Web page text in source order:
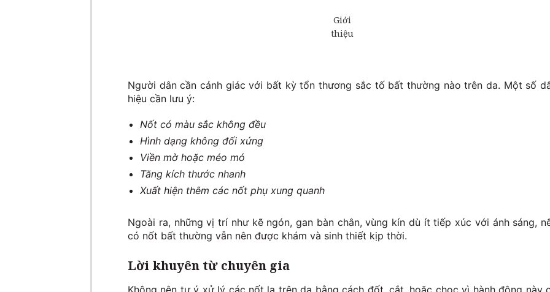
Người dân cần cảnh giác với bất kỳ tổn thương sắc tố bất thường nào trên da. Một số
hiệu cần lưu ý:
Nốt có màu sắc không đều
Hình dạng không đối xứng
Viền mờ hoặc méo mó
Tăng kích thước nhanh
Xuất hiện thêm các nốt phụ xung quanh
Ngoài ra, những vị trí như kẽ ngón, gan bàn chân, vùng kín dù ít tiếp xúc với ánh sáng,
có nốt bất thường vẫn nên được khám và sinh thiết kịp thời.
Lời khuyên từ chuyên gia
Không nên tự ý xử lý các nốt lạ trên da bằng cách đốt, cắt, hoặc chọc vì hành động này